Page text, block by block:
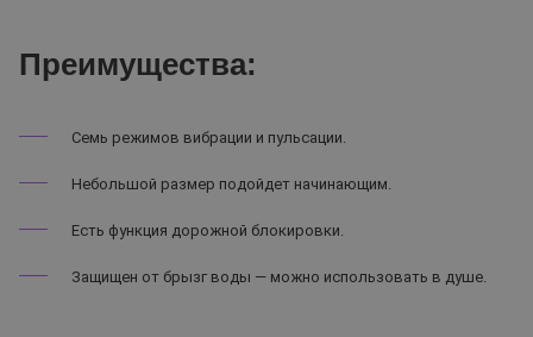
Преимущества:
Семь режимов вибрации и пульсации.
Небольшой размер подойдет начинающим.
Есть функция дорожной блокировки.
Защищен от брызг воды — можно использовать в душе.